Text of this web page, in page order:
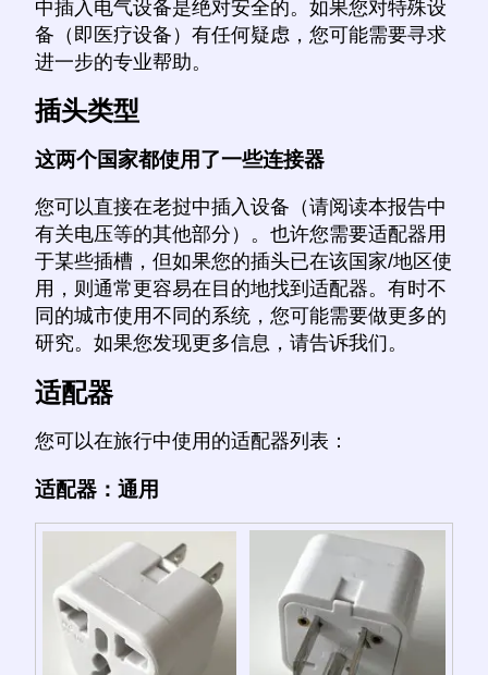
中插入电气设备是绝对安全的。如果您对特殊设
备（即医疗设备）有任何疑虑，您可能需要寻求
进一步的专业帮助。
插头类型
这两个国家都使用了一些连接器
您可以直接在老挝中插入设备（请阅读本报告中
有关电压等的其他部分）。也许您需要适配器用
于某些插槽，但如果您的插头已在该国家/地区使
用，则通常更容易在目的地找到适配器。有时不
同的城市使用不同的系统，您可能需要做更多的
研究。如果您发现更多信息，请告诉我们。
适配器
您可以在旅行中使用的适配器列表：
适配器：通用